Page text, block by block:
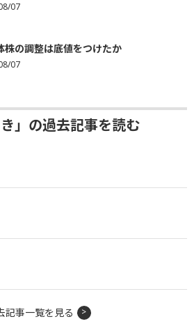
07
株の調整は底値をつけたか
07
」の過去記事を読む
記事一覧を見る